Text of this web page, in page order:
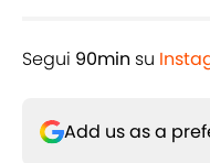
Segui 90min su
Add us as a